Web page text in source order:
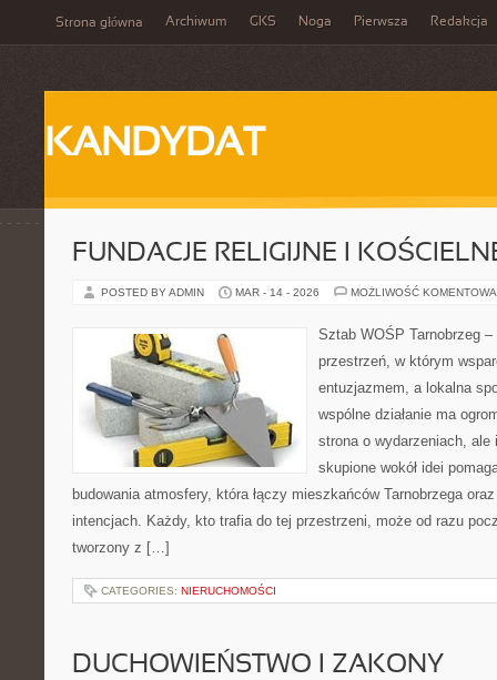
Strona główna Archiwum GKS Noga Pierwsza Redakcja
KANDYDAT
FUNDACJE RELIGIJNE I
POSTED BY ADMIN MAR - 14 - 2026 MOŻLIWOŚĆ
Sztab WOŚP Tarnobrzeg
przestrzeń, w którym
entuzjazmem, a lokalna
wspólne działanie ma
strona o wydarzeniach, ale
skupione wokół idei
budowania atmosfery, która łączy mieszkańców Tarnobrzega
intencjach. Każdy, kto trafia do tej przestrzeni, może od razu
tworzony z […]
CATEGORIES: NIERUCHOMOŚCI
DUCHOWIEŃSTWO I ZAKONY